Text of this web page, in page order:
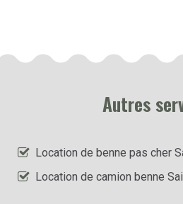
Autres
Location de benne pas cher
Location de camion benne